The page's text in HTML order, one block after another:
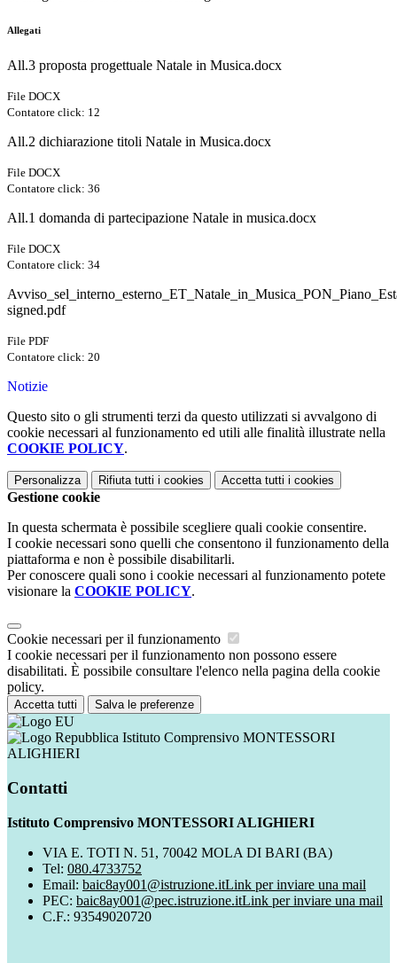
Allegati
All.3 proposta progettuale Natale in Musica.docx
File DOCX
Contatore click: 12
All.2 dichiarazione titoli Natale in Musica.docx
File DOCX
Contatore click: 36
All.1 domanda di partecipazione Natale in musica.docx
File DOCX
Contatore click: 34
signed.pdf
File PDF
Contatore click: 20
Notizie
Questo sito o gli strumenti terzi da questo utilizzati si avvalgono di
cookie necessari al funzionamento ed utili alle finalità illustrate nella
COOKIE POLICY.
Personalizza Rifiuta tutti i cookies Accetta tutti i cookies
Gestione cookie
In questa schermata è possibile scegliere quali cookie consentire.
I cookie necessari sono quelli che consentono il funzionamento della
piattaforma e non è possibile disabilitarli.
Per conoscere quali sono i cookie necessari al funzionamento potete
visionare la COOKIE POLICY.
Cookie necessari per il funzionamento
I cookie necessari per il funzionamento non possono essere
disabilitati. È possibile consultare l'elenco nella pagina della cookie
policy.
Accetta tutti Salva le preferenze
Istituto Comprensivo MONTESSORI
ALIGHIERI
Contatti
Istituto Comprensivo MONTESSORI ALIGHIERI
VIA E. TOTI N. 51, 70042 MOLA DI BARI (BA)
Tel: 080.4733752
Email: baic8ay001@istruzione.itLink per inviare una mail
PEC: baic8ay001@pec.istruzione.itLink per inviare una mail
C.F.: 93549020720